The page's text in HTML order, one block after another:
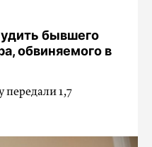
бывшего
обвиняемого в
передали 1,7